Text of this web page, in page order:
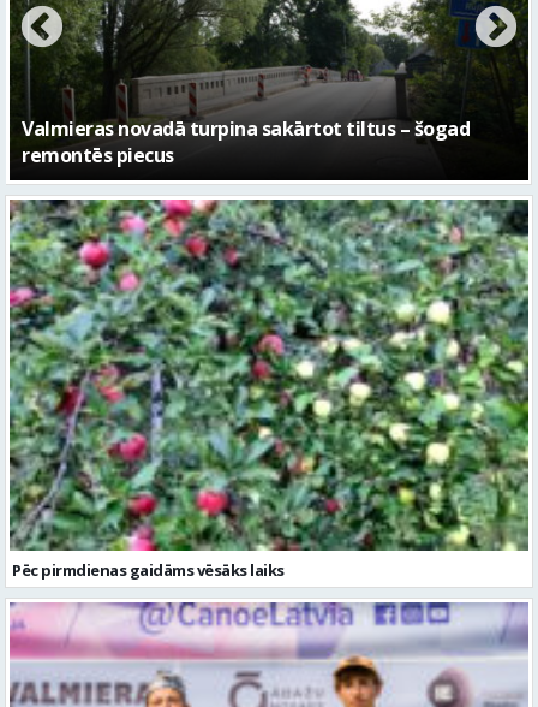
No pagaidu teātra līdz laikmetīgās kultūras centram
– kā attīstīsies “Kurtuve”
Pēc pirmdienas gaidāms vēsāks laiks